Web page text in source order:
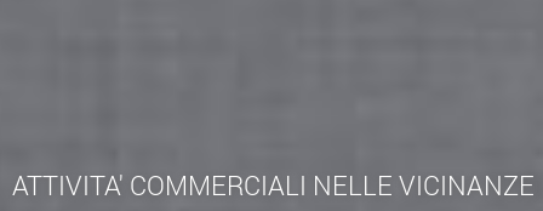
ATTIVITA' COMMERCIALI NELLE VICINANZE